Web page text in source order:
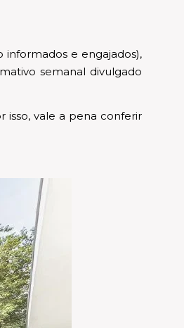
e engajados),
semanal divulgado
isso, vale a pena conferir